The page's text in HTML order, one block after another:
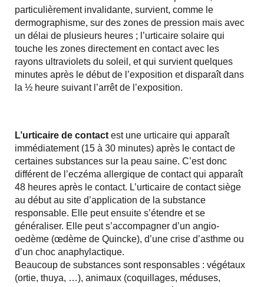
particulièrement invalidante, survient, comme le
dermographisme, sur des zones de pression mais avec
un délai de plusieurs heures ; l’urticaire solaire qui
touche les zones directement en contact avec les
rayons ultraviolets du soleil, et qui survient quelques
minutes après le début de l’exposition et disparaît dans
la ½ heure suivant l’arrêt de l’exposition.
L’urticaire de contact est une urticaire qui apparaît
immédiatement (15 à 30 minutes) après le contact de
certaines substances sur la peau saine. C’est donc
différent de l’eczéma allergique de contact qui apparaît
48 heures après le contact. L’urticaire de contact siège
au début au site d’application de la substance
responsable. Elle peut ensuite s’étendre et se
généraliser. Elle peut s’accompagner d’un angio-
oedème (œdème de Quincke), d’une crise d’asthme ou
d’un choc anaphylactique.
Beaucoup de substances sont responsables : végétaux
(ortie, thuya, …), animaux (coquillages, méduses,